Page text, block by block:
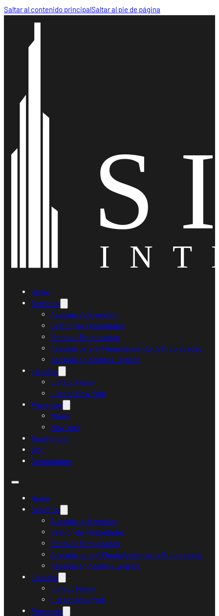
Saltar al contenido principalSaltar al pie de página
Home
Servicios
Asesoría de Inversión
Gestión de Propiedades
Renta de Propiedades
Asesoría para el Financiamiento de Propiedades
Asesoría en Asuntos Legales
Listados
Listado Miami
Listado New York
Proyectos
Miami
New York
Ruedi Sieber
Blog
Contáctanos
Home
Servicios
Asesoría de Inversión
Gestión de Propiedades
Renta de Propiedades
Asesoría para el Financiamiento de Propiedades
Asesoría en Asuntos Legales
Listados
Listado Miami
Listado New York
Proyectos